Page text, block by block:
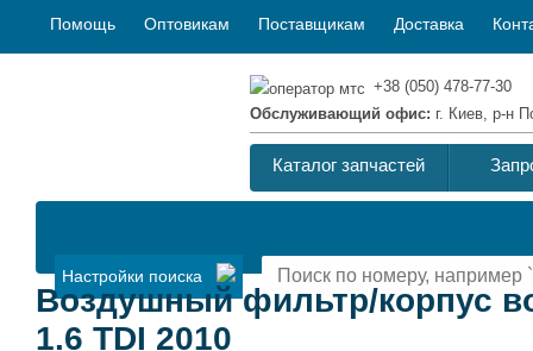
Помощь Оптовикам Поставщикам Доставка
+38 (050) 478-77-30
Обслуживающий офис: г. Киев, р-н
Каталог запчастей
Настройки поиска
Воздушный фильтр/корпус
1.6 TDI 2010